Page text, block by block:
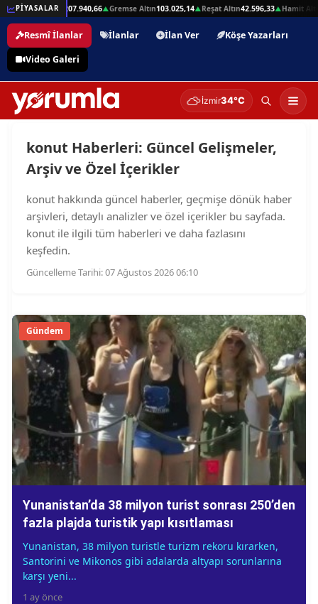
PİYASALAR
▲Beşli Altın 207.940,66▲Gremse Altın103.025,14▲Reşat Altın42.596,33▲Hamit
Resmî İlanlar İlanlar İlan Ver
Köşe Yazarları
Video Galeri
İzmir34°C
konut Haberleri: Güncel Gelişmeler,
Arşiv ve Özel İçerikler
konut hakkında güncel haberler, geçmişe dönük haber
arşivleri, detaylı analizler ve özel içerikler bu sayfada.
konut ile ilgili tüm haberleri ve daha fazlasını
keşfedin.
Güncelleme Tarihi: 07 Ağustos 2026 06:10
Gündem
Yunanistan’da 38 milyon turist sonrası 250’den
fazla plajda turistik yapı kısıtlaması
Yunanistan, 38 milyon turistle turizm rekoru kırarken,
Santorini ve Mikonos gibi adalarda altyapı sorunlarına
karşı yeni...
1 ay önce